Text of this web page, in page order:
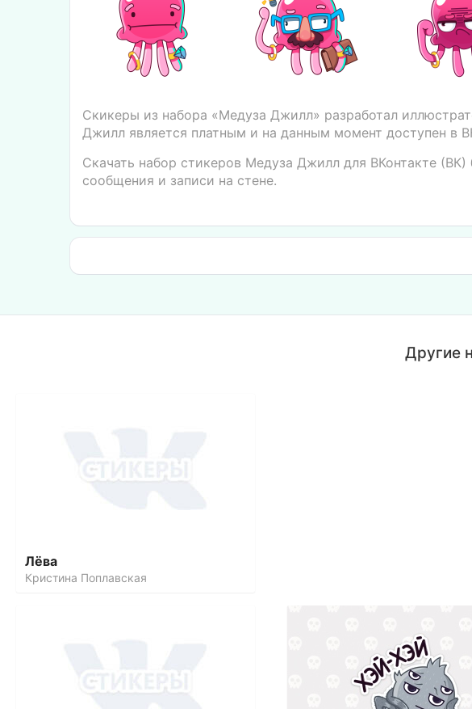
Скикеры из набора «Медуза Джилл» разработал
Джилл является платным и на данным момент доступен в
Скачать набор стикеров Медуза Джилл для ВКонтакте
сообщения и записи на стене.
Другие
Лёва
Кристина Поплавская